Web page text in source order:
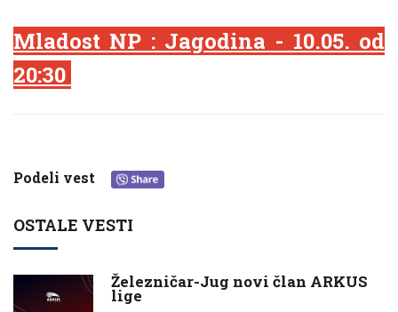
Mladost NP : Jagodina - 10.05. od
20:30
Podeli vest
OSTALE VESTI
Železničar-Jug novi član ARKUS
lige